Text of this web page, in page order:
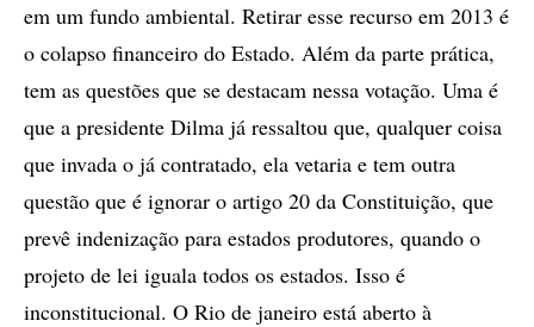
em um fundo ambiental. Retirar esse recurso em 2013 é
o colapso financeiro do Estado. Além da parte prática,
tem as questões que se destacam nessa votação. Uma é
que a presidente Dilma já ressaltou que, qualquer coisa
que invada o já contratado, ela vetaria e tem outra
questão que é ignorar o artigo 20 da Constituição, que
prevê indenização para estados produtores, quando o
projeto de lei iguala todos os estados. Isso é
inconstitucional. O Rio de janeiro está aberto à